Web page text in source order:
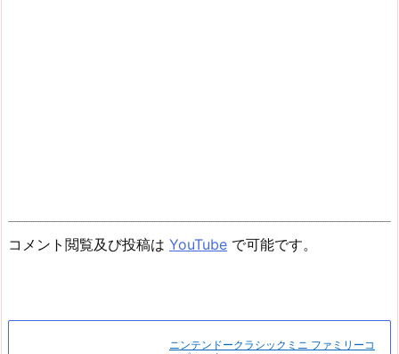
コメント閲覧及び投稿は YouTube で可能です。
ニンテンドークラシックミニ ファミリーコ